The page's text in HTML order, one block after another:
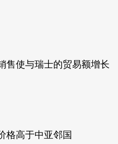
售使与瑞士的贸易额增长
格高于中亚邻国